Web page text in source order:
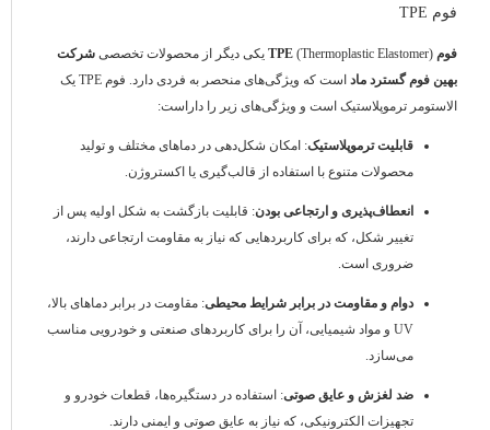
فوم TPE
فوم TPE (Thermoplastic Elastomer) یکی دیگر از محصولات تخصصی
شرکت
بهین فوم گسترد ماد
است که ویژگی‌های منحصر به فردی دارد. فوم TPE یک
الاستومر ترموپلاستیک است و ویژگی‌های زیر را داراست:
قابلیت ترموپلاستیک: امکان شکل‌دهی در دماهای مختلف و تولید
محصولات متنوع با استفاده از قالب‌گیری یا اکستروژن.
انعطاف‌پذیری و ارتجاعی بودن: قابلیت بازگشت به شکل اولیه پس از
تغییر شکل، که برای کاربردهایی که نیاز به مقاومت ارتجاعی دارند،
ضروری است.
دوام و مقاومت در برابر شرایط محیطی: مقاومت در برابر دماهای بالا،
UV و مواد شیمیایی، آن را برای کاربردهای صنعتی و خودرویی مناسب
می‌سازد.
ضد لغزش و عایق صوتی: استفاده در دستگیره‌ها، قطعات خودرو و
تجهیزات الکترونیکی، که نیاز به عایق صوتی و ایمنی دارند.